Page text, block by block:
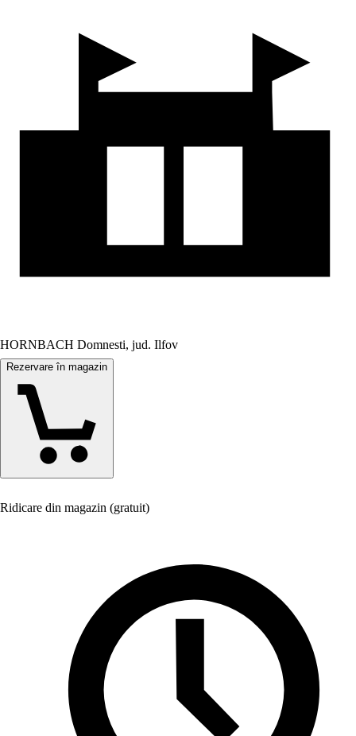
HORNBACH Domnesti, jud. Ilfov
Rezervare în magazin
Ridicare din magazin (gratuit)